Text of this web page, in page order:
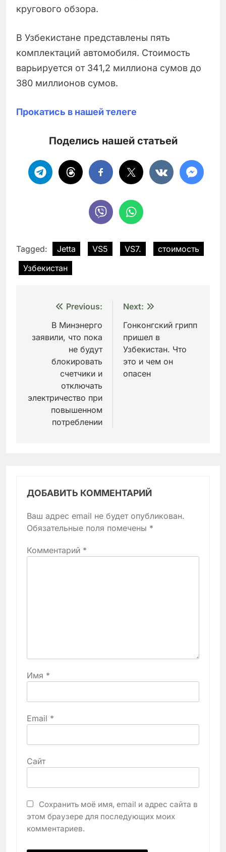
кругового обзора.
В Узбекистане представлены пять
комплектаций автомобиля. Стоимость
варьируется от 341,2 миллиона сумов до
380 миллионов сумов.
Прокатись в нашей телеге
Поделись нашей статьей
Tagged: Jetta VS5 VS7.
стоимость
Узбекистан
Навигация
записям
Previous:
В Минэнерго
заявили, что пока
не будут
блокировать
счетчики и
отключать
электричество при
повышенном
потреблении
Next:
Гонконгский грипп
пришел в
Узбекистан. Что
это и чем он
опасен
ДОБАВИТЬ КОММЕНТАРИЙ
Ваш адрес email не будет опубликован.
Обязательные поля помечены *
Комментарий *
Имя *
Email *
Сайт
Сохранить моё имя, email и адрес сайта в
этом браузере для последующих моих
комментариев.